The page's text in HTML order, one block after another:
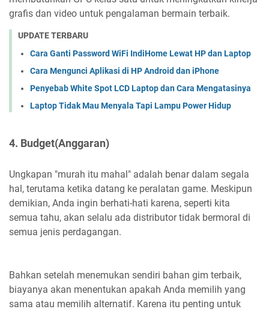
grafis dan video untuk pengalaman bermain terbaik.
UPDATE TERBARU
Cara Ganti Password WiFi IndiHome Lewat HP dan Laptop
Cara Mengunci Aplikasi di HP Android dan iPhone
Penyebab White Spot LCD Laptop dan Cara Mengatasinya
Laptop Tidak Mau Menyala Tapi Lampu Power Hidup
4. Budget(Anggaran)
Ungkapan "murah itu mahal" adalah benar dalam segala
hal, terutama ketika datang ke peralatan game. Meskipun
demikian, Anda ingin berhati-hati karena, seperti kita
semua tahu, akan selalu ada distributor tidak bermoral di
semua jenis perdagangan.
Bahkan setelah menemukan sendiri bahan gim terbaik,
biayanya akan menentukan apakah Anda memilih yang
sama atau memilih alternatif. Karena itu penting untuk